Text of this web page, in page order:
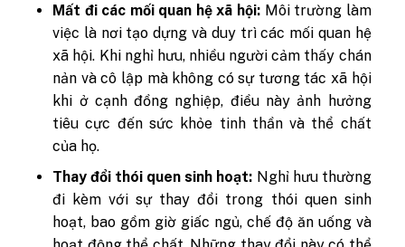
Mất đi các mối quan hệ xã hội:Môi trường làm
việc là nơi tạo dựng và duy trì các mối quan hệ
xã hội. Khi nghỉ hưu, nhiều người cảm thấy chán
nản và cô lập mà không có sự tương tác xã hội
khi ở cạnh đồng nghiệp, điều này ảnh hưởng
tiêu cực đến sức khỏe tinh thần và thể chất
của họ.
Thay đổi thói quen sinh hoạt: Nghỉ hưu thường
đi kèm với sự thay đổi trong thói quen sinh
hoạt, bao gồm giờ giấc ngủ, chế độ ăn uống và